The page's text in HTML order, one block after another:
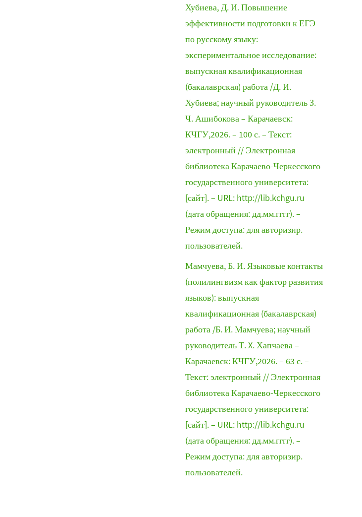
Хубиева, Д. И. Повышение
эффективности подготовки к ЕГЭ
по русскому языку:
экспериментальное исследование:
выпускная квалификационная
(бакалаврская) работа /Д. И.
Хубиева; научный руководитель З.
Ч. Ашибокова – Карачаевск:
КЧГУ,2026. – 100 с. – Текст:
электронный // Электронная
библиотека Карачаево-Черкесского
государственного университета:
[сайт]. – URL: http://lib.kchgu.ru
(дата обращения: дд.мм.гггг). –
Режим доступа: для авторизир.
пользователей.
Мамчуева, Б. И. Языковые контакты
(полилингвизм как фактор развития
языков): выпускная
квалификационная (бакалаврская)
работа /Б. И. Мамчуева; научный
руководитель Т. X. Хапчаева –
Карачаевск: КЧГУ,2026. – 63 с. –
Текст: электронный // Электронная
библиотека Карачаево-Черкесского
государственного университета:
[сайт]. – URL: http://lib.kchgu.ru
(дата обращения: дд.мм.гггг). –
Режим доступа: для авторизир.
пользователей.